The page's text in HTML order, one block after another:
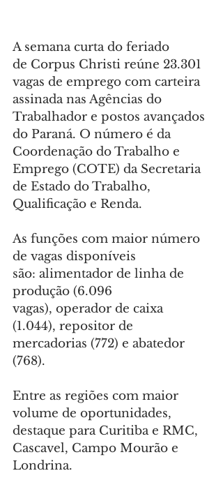
A semana curta do feriado
de Corpus Christi reúne 23.301
vagas de emprego com carteira
assinada nas Agências do
Trabalhador e postos avançados
do Paraná. O número é da
Coordenação do Trabalho e
Emprego (COTE) da Secretaria
de Estado do Trabalho,
Qualificação e Renda.
As funções com maior número
de vagas disponíveis
são: alimentador de linha de
produção (6.096
vagas), operador de caixa
(1.044), repositor de
mercadorias (772) e abatedor
(768).
Entre as regiões com maior
volume de oportunidades,
destaque para Curitiba e RMC,
Cascavel, Campo Mourão e
Londrina.